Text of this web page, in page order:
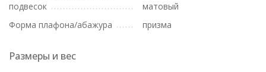
подвесок
матовый
Форма плафона/абажура
призма
Размеры и вес